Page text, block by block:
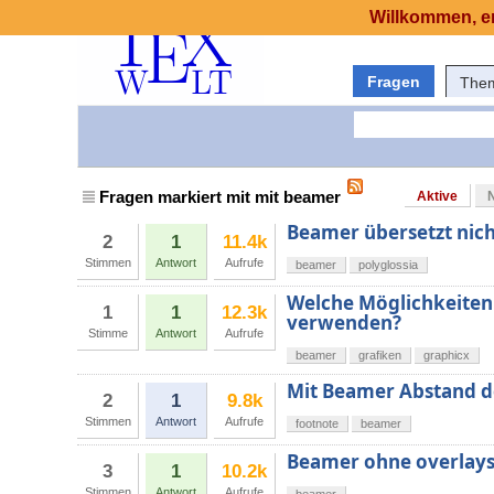
Fragen
Fragen markiert mit mit beamer Aktive
2
Stimmen
1
Antwort
11.4k
Aufrufe
Beamer übersetzt
beamer polyglossia
1
Stimme
1
Antwort
12.3k
Aufrufe
Welche
verwenden?
beamer grafiken graphicx
2
Stimmen
1
Antwort
9.8k
Aufrufe
Mit Beamer Abstand
footnote beamer
3 1 10.2k Beamer ohne
Willkommen,